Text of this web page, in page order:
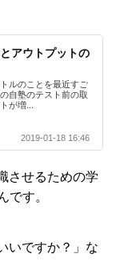
アウトプットの
ルのことを最近すご
自塾のテスト前の取
が増...
2019-01-18 16:46
させるための学
です。
いですか？」な